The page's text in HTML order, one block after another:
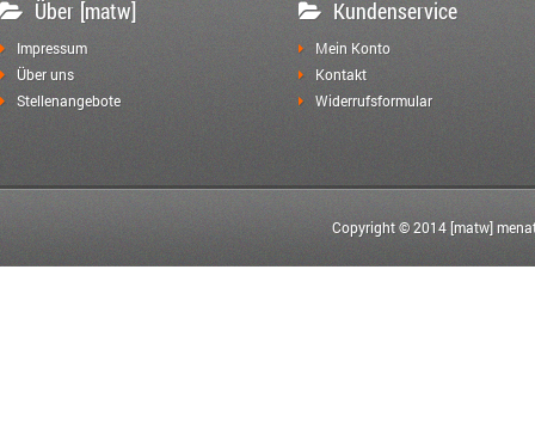
Über [matw]
Impressum
Über uns
Stellenangebote
Kundenservice
Mein Konto
Kontakt
Widerrufsformular
Copyright © 2014 [matw]